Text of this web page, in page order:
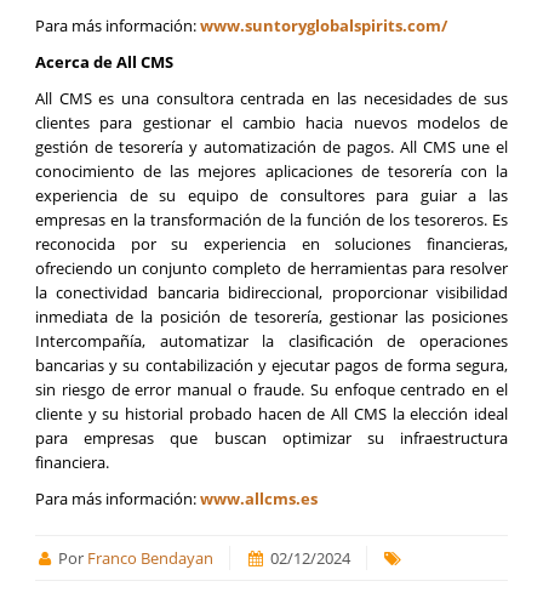
Para más información:www.suntoryglobalspirits.com/
Acerca de All CMS
All CMS es una consultora centrada en las necesidades de sus
clientes para gestionar el cambio hacia nuevos modelos de
gestión de tesorería y automatización de pagos. All CMS une el
conocimiento de las mejores aplicaciones de tesorería con la
experiencia de su equipo de consultores para guiar a las
empresas en la transformación de la función de los tesoreros. Es
reconocida por su experiencia en soluciones financieras,
ofreciendo un conjunto completo de herramientas para resolver
la conectividad bancaria bidireccional, proporcionar visibilidad
inmediata de la posición de tesorería, gestionar las posiciones
Intercompañía, automatizar la clasificación de operaciones
bancarias y su contabilización y ejecutar pagos de forma segura,
sin riesgo de error manual o fraude. Su enfoque centrado en el
cliente y su historial probado hacen de All CMS la elección ideal
para empresas que buscan optimizar su infraestructura
financiera.
Para más información:www.allcms.es
Por Franco Bendayan 02/12/2024